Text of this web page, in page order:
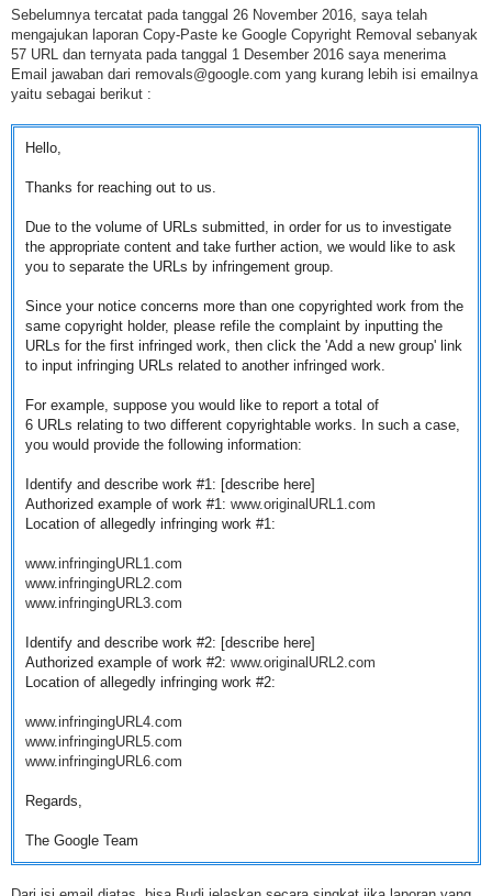
Sebelumnya tercatat pada tanggal 26 November 2016, saya telah
mengajukan laporan Copy-Paste ke Google Copyright Removal sebanyak
57 URL dan ternyata pada tanggal 1 Desember 2016 saya menerima
Email jawaban dari removals@google.com yang kurang lebih isi emailnya
yaitu sebagai berikut :
Hello,
Thanks for reaching out to us.
Due to the volume of URLs submitted, in order for us to investigate
the appropriate content and take further action, we would like to ask
you to separate the URLs by infringement group.
Since your notice concerns more than one copyrighted work from the
same copyright holder, please refile the complaint by inputting the
URLs for the first infringed work, then click the 'Add a new group' link
to input infringing URLs related to another infringed work.
For example, suppose you would like to report a total of
6 URLs relating to two different copyrightable works. In such a case,
you would provide the following information:
Identify and describe work #1: [describe here]
Authorized example of work #1: www.originalURL1.com
Location of allegedly infringing work #1:
www.infringingURL1.com
www.infringingURL2.com
www.infringingURL3.com
Identify and describe work #2: [describe here]
Authorized example of work #2: www.originalURL2.com
Location of allegedly infringing work #2:
www.infringingURL4.com
www.infringingURL5.com
www.infringingURL6.com
Regards,
The Google Team